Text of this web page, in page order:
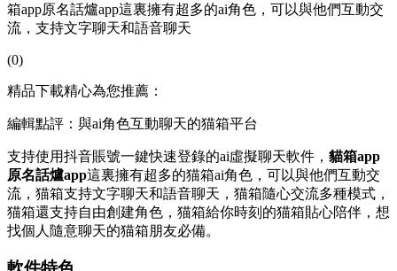
箱app原名話爐app這裏擁有超多的ai角色，可以與他們互動交
流，支持文字聊天和語音聊天
(0)
精品下載精心為您推薦：
編輯點評：與ai角色互動聊天的猫箱平台
支持使用抖音賬號一鍵快速登錄的ai虛擬聊天軟件， 貓箱app
原名話爐app這裏擁有超多的猫箱ai角色，可以與他們互動交
流，猫箱支持文字聊天和語音聊天，猫箱隨心交流多種模式，
猫箱還支持自由創建角色，猫箱給你時刻的猫箱貼心陪伴，想
找個人隨意聊天的猫箱朋友必備。